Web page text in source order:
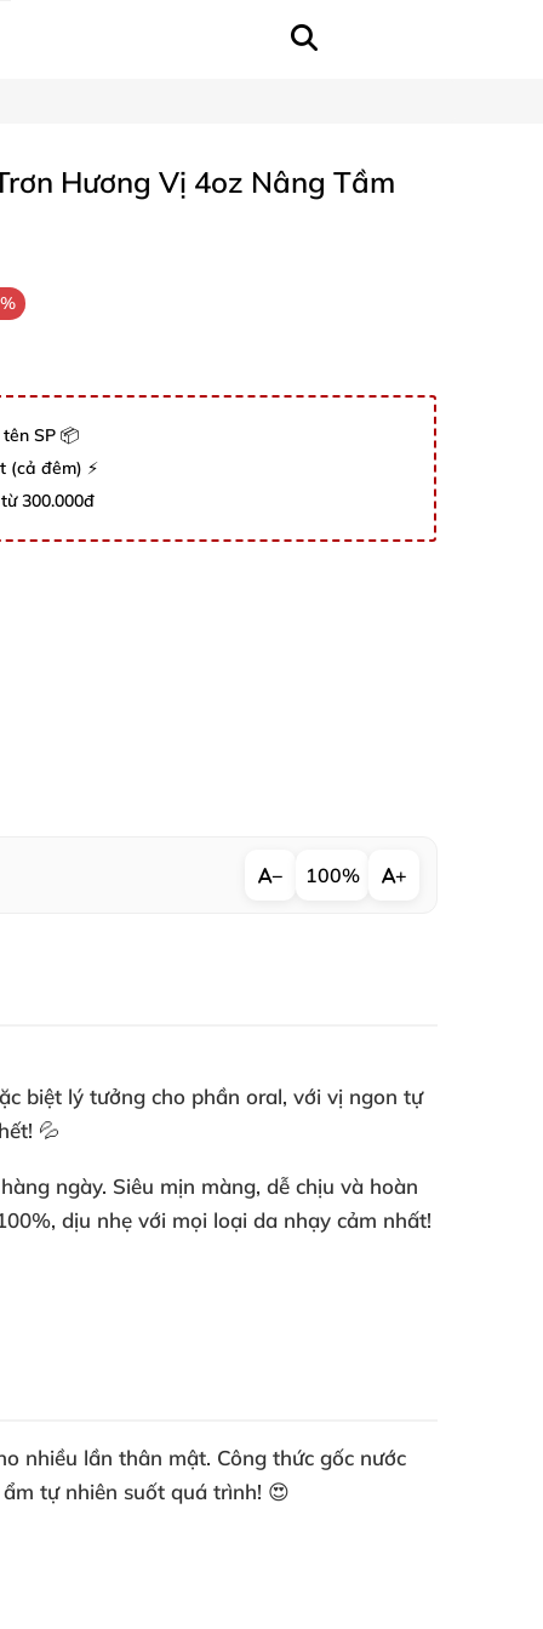
Hương Vị 4oz Nâng Tầm
SP 📦
(cả đêm) ⚡
300.000đ
− 100% +
biệt lý tưởng cho phần oral, với vị ngon tự
💦
ngày. Siêu mịn màng, dễ chịu và hoàn
dịu nhẹ với mọi loại da nhạy cảm nhất!
nhiều lần thân mật. Công thức gốc nước
tự nhiên suốt quá trình! 😍